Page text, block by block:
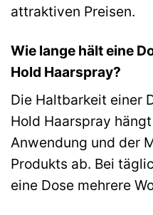
attraktiven Preisen.
Wie lange hält eine
Hold Haarspray?
Die Haltbarkeit einer
Hold Haarspray
Anwendung und der
Produkts ab. Bei
eine Dose mehrere